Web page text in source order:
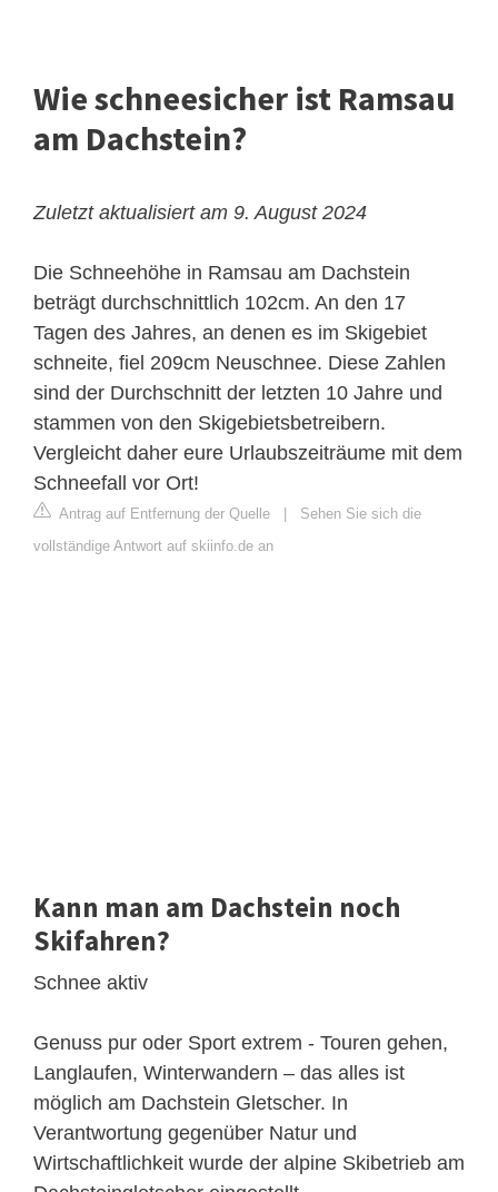
Wie schneesicher ist Ramsau
am Dachstein?
Zuletzt aktualisiert am 9. August 2024
Die Schneehöhe in Ramsau am Dachstein
beträgt durchschnittlich 102cm. An den 17
Tagen des Jahres, an denen es im Skigebiet
schneite, fiel 209cm Neuschnee. Diese Zahlen
sind der Durchschnitt der letzten 10 Jahre und
stammen von den Skigebietsbetreibern.
Vergleicht daher eure Urlaubszeiträume mit dem
Schneefall vor Ort!
Antrag auf Entfernung der Quelle
Sehen Sie sich die
vollständige Antwort auf skiinfo.de an
Kann man am Dachstein noch
Skifahren?
Schnee aktiv
Genuss pur oder Sport extrem - Touren gehen,
Langlaufen, Winterwandern – das alles ist
möglich am Dachstein Gletscher. In
Verantwortung gegenüber Natur und
Wirtschaftlichkeit wurde der alpine Skibetrieb am